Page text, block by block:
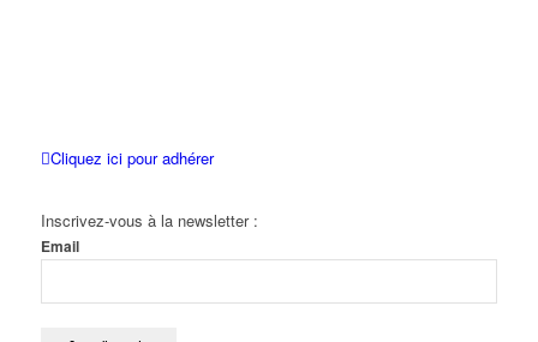
Cliquez ici pour adhérer
Inscrivez-vous à la newsletter :
Email